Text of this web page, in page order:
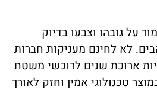
על גובהו וצבעו בדיוק
לא לחינם מעניקות חברות
ארוכת שנים לרוכשי משטח
טכנולוגי אמין וחזק לאורך